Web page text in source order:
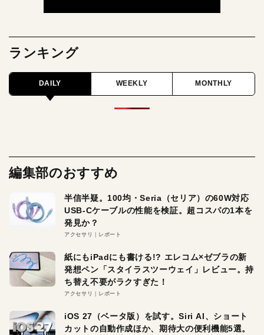
ランキング
DAILY WEEKLY MONTHLY
編集部のおすすめ
半信半疑。100均・Seria（セリア）の60W対応
USB-Cケーブルの性能を検証。超コスパの1本を
発見か？
アクセサリ レポート
紙にもiPadにも書ける!? エレコム×ゼブラの新
発想ペン「スタイラスツーウェイ」レビュー。持
ち替え不要がラクすぎた！
アクセサリ レポート
iOS 27（ベータ版）を試す。Siri AI、ショート
カットの自動作成ほか、期待大の便利機能5選。